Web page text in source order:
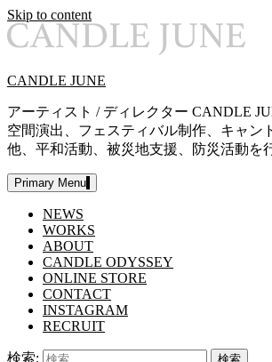
Skip to content
CANDLE JUNE
アーティスト / ディレクター CANDLE
空間演出、フェスティバル制作、キャン
他、平和活動、被災地支援、防災活動を
Primary Menu
NEWS
WORKS
ABOUT
CANDLE ODYSSEY
ONLINE STORE
CONTACT
INSTAGRAM
RECRUIT
検索: